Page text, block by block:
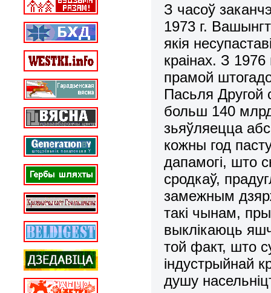
З часоў
1973 г.
якія
краінах. З
прамой
Пасьля Другой
больш 140
зьяўляецца
кожны год
дапамогі, што
сродкаў,
замежным
такі чынам,
выклікаюць
той факт, што
індустрыйнай
душу